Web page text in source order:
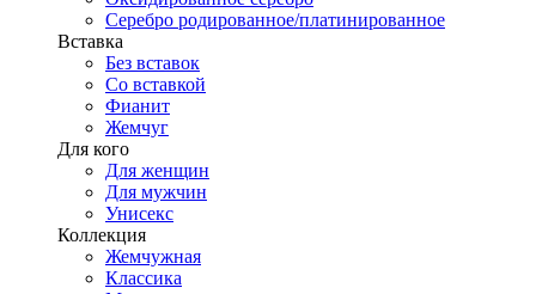
Серебро родированное/платинированное
Вставка
Без вставок
Со вставкой
Фианит
Жемчуг
Для кого
Для женщин
Для мужчин
Унисекс
Коллекция
Жемчужная
Классика